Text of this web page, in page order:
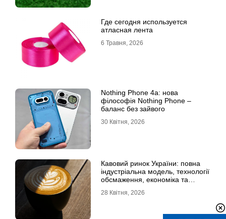
Где сегодня используется
атласная лента
6 Травня, 2026
Nothing Phone 4a: нова
філософія Nothing Phone –
баланс без зайвого
30 Квітня, 2026
Кавовий ринок України: повна
індустріальна модель, технології
обсмаження, економіка та
28 Квітня, 2026